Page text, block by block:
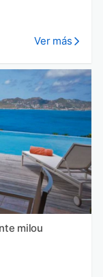
Ver más
milou